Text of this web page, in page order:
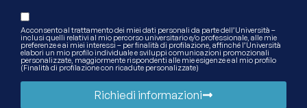
Acconsento al trattamento dei miei dati personali da parte dell’Università –
inclusi quelli relativi al mio percorso universitario e/o professionale, alle mie
preferenze e ai miei interessi – per finalità di profilazione, affinché l’Università
elabori un mio profilo individuale e sviluppi comunicazioni promozionali
personalizzate, maggiormente rispondenti alle mie esigenze e al mio profilo
(Finalità di profilazione con ricadute personalizzate)
Richiedi informazioni